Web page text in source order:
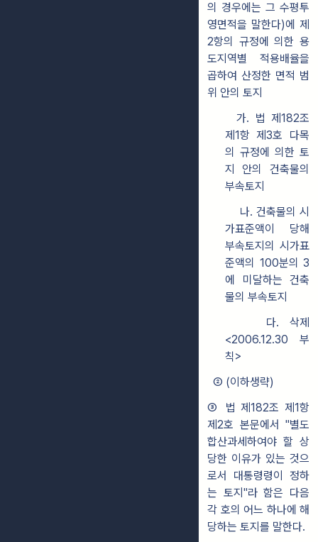
의 경우에는 그 수평투
영면적을 말한다)에 제
2항의 규정에 의한 용
도지역별 적용배율을
곱하여 산정한 면적 범
위 안의 토지
가. 법 제182조
제1항 제3호 다목
의 규정에 의한 토
지 안의 건축물의
부속토지
나. 건축물의 시
가표준액이 당해
부속토지의 시가표
준액의 100분의 3
에 미달하는 건축
물의 부속토지
다. 삭제
<2006.12.30 부
칙>
② (이하생략)
③ 법 제182조 제1항
제2호 본문에서 "별도
합산과세하여야 할 상
당한 이유가 있는 것으
로서 대통령령이 정하
는 토지"라 함은 다음
각 호의 어느 하나에 해
당하는 토지를 말한다.